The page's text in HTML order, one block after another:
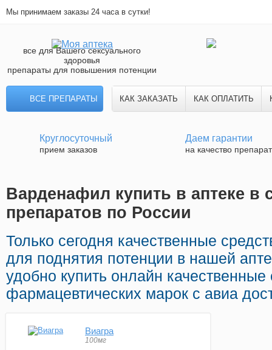
Мы принимаем заказы 24 часа в сутки!
все для Вашего сексуального
здоровья
препараты для повышения потенции
ВСЕ ПРЕПАРАТЫ КАК ЗАКАЗАТЬ КАК ОПЛАТИТЬ
Круглосуточный
прием заказов
Даем гарантии
на качество
Варденафил купить в аптеке в
препаратов по России
Только сегодня качественные
для поднятия потенции в нашей
удобно купить онлайн
фармацевтических марок с авиа
Виагра
100мг